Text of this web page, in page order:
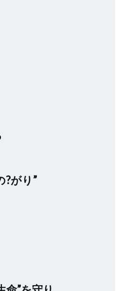
?がり”